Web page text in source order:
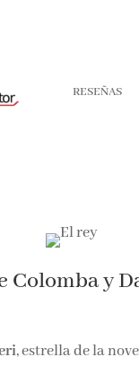
RESEÑAS
Colomba y
, estrella de la